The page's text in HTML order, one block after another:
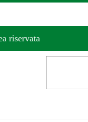
riservata